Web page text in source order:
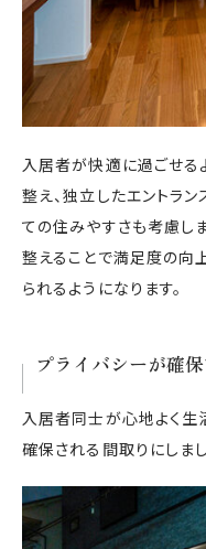
入居者が快適に過ごせる
整え、独立したエントラ
ての住みやすさも考慮し
整えることで満足度の向
られるようになります。
プライバシーが確
入居者同士が心地よく生
確保される間取りにしまし